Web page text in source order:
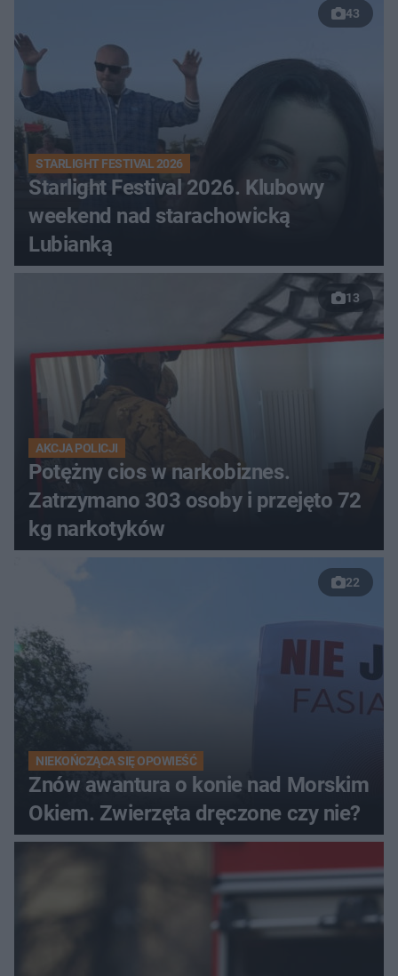
43
STARLIGHT FESTIVAL 2026
Starlight Festival 2026. Klubowy
weekend nad starachowicką
Lubianką
13
AKCJA POLICJI
Potężny cios w narkobiznes.
Zatrzymano 303 osoby i przejęto 72
kg narkotyków
22
NIEKOŃCZĄCA SIĘ OPOWIEŚĆ
Znów awantura o konie nad Morskim
Okiem. Zwierzęta dręczone czy nie?